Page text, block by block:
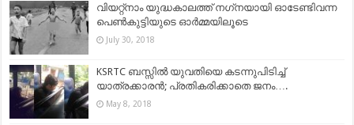
വിയറ്റ്‌നാം യുദ്ധകാലത്ത് നഗ്‌നയായി ഓടേണ്ടിവന്ന
പെണ്‍കുട്ടിയുടെ ഓര്‍മ്മയിലൂടെ
July 30, 2018
KSRTC ബസ്സില്‍ യുവതിയെ കടന്നുപിടിച്ച്
യാത്രക്കാരന്‍; പ്രതികരിക്കാതെ ജനം….
May 8, 2018